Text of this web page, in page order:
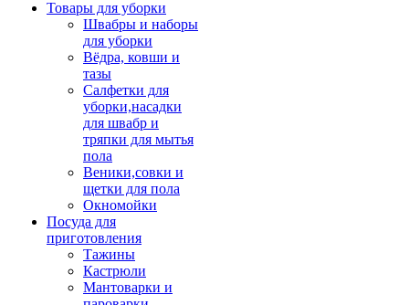
Товары для уборки
Швабры и наборы
для уборки
Вёдра, ковши и
тазы
Салфетки для
уборки,насадки
для швабр и
тряпки для мытья
пола
Веники,совки и
щетки для пола
Окномойки
Посуда для
приготовления
Тажины
Кастрюли
Мантоварки и